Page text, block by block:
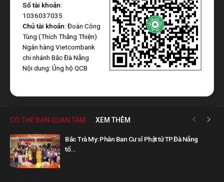
Số tài khoản:
1036037035
Chủ tài khoản: Đoàn Công
Tùng (Thích Thắng Thiện)
Ngân hàng Vietcombank
chi nhánh Bắc Đà Nẵng
Nội dung: Ủng hộ QCB
CÓ THỂ BẠN QUAN TÂM XEM THÊM
Bắc Trà My: Phân Ban Cư sĩ Phật tử TP.Đà Nẵng
tổ...